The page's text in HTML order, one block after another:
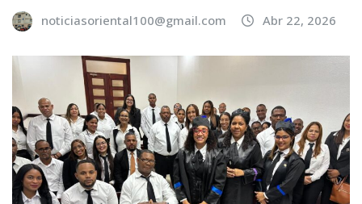
noticiasoriental100@gmail.com Abr 22, 2026